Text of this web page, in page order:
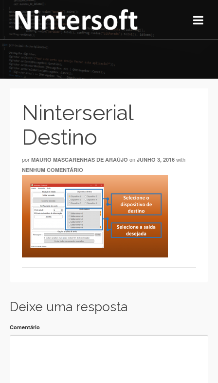
Ninterserial
Destino
por MAURO MASCARENHAS DE ARAÚJO on JUNHO 3, 2016 with
NENHUM COMENTÁRIO
Deixe uma resposta
Comentário